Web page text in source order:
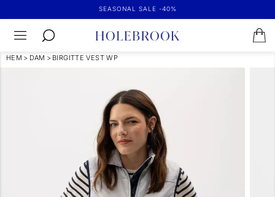
SEASONAL SALE -40%
HEM > DAM > BIRGITTE VEST WP